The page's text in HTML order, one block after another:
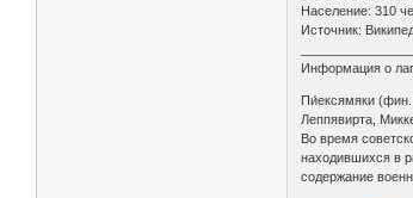
Население: 310
Источник:
Информация о
Пи́ексямяки
Леппявирта,
Во время
находившихся в
содержание